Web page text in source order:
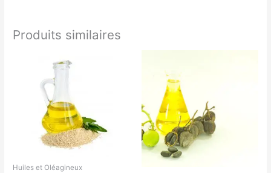
Produits similaires
Huiles et Oléagineux